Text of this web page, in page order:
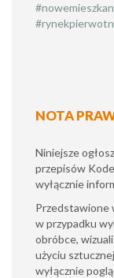
NOTA
Niniejsze
przepisów
wyłącznie
​Przedstawione
w przypadku
obróbce,
użyciu
wyłącznie